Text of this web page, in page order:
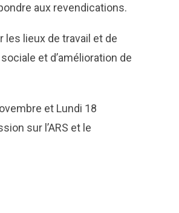
aux revendications.
les lieux de travail et de
et d’amélioration de
et Lundi 18
sur l’ARS et le